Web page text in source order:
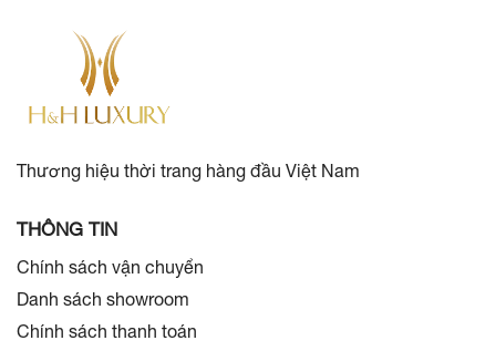
Thương hiệu thời trang hàng đầu Việt Nam
THÔNG TIN
Chính sách vận chuyển
Danh sách showroom
Chính sách thanh toán